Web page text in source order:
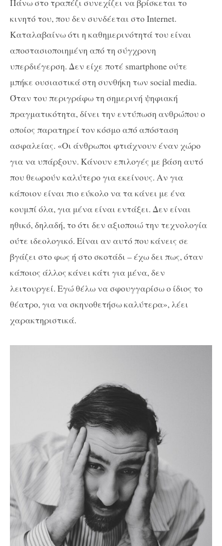
Πάνω στο τραπέζι συνεχίζει να βρίσκεται το
κινητό του, που δεν συνδέεται στο Internet.
Καταλαβαίνω ότι η καθημερινότητά του είναι
αποστασιοποιημένη από τη σύγχρονη
υπερδιέγερση. Δεν είχε ποτέ smartphone ούτε
μπήκε ουσιαστικά στη συνθήκη των social media.
Όταν του περιγράφω τη σημερινή ψηφιακή
πραγματικότητα, δίνει την εντύπωση ανθρώπου ο
οποίος παρατηρεί τον κόσμο από απόσταση
ασφαλείας. «Οι άνθρωποι φτιάχνουν έναν χώρο
για να υπάρξουν. Κάνουν επιλογές με βάση αυτό
που θεωρούν καλύτερο για εκείνους. Αν για
κάποιον είναι πιο εύκολο να τα κάνει με ένα
κουμπί όλα, για μένα είναι εντάξει. Δεν είναι
ηθικό, δηλαδή, το ότι δεν αξιοποιώ την τεχνολογία
ούτε ιδεολογικό. Είναι αν αυτό που κάνεις σε
βγάζει στο φως ή στο σκοτάδι – έχω δει πως, όταν
κάποιος άλλος κάνει κάτι για μένα, δεν
λειτουργεί. Εγώ θέλω να σφουγγαρίσω ο ίδιος το
θέατρο, για να σκηνοθετήσω καλύτερα», λέει
χαρακτηριστικά.